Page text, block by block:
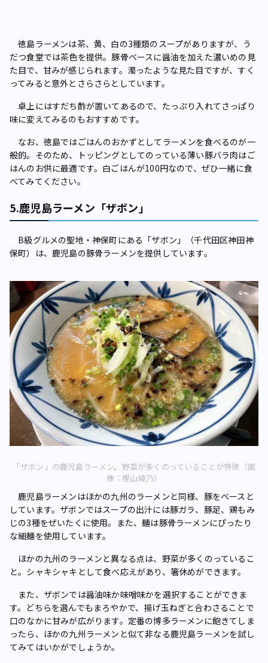
徳島ラーメンは茶、黄、白の3種類のスープがありますが、う
だつ食堂では茶色を提供。豚骨ベースに醤油を加えた濃いめの見
た目で、甘みが感じられます。濁ったような見た目ですが、すく
ってみると意外とさらさらとしています。
卓上にはすだち酢が置いてあるので、たっぷり入れてさっぱり
味に変えてみるのもおすすめです。
なお、徳島ではごはんのおかずとしてラーメンを食べるのが一
般的。そのため、トッピングとしてのっている薄い豚バラ肉はご
はんのお供に最適です。白ごはんが100円なので、ぜひ一緒に食
べてみてください。
5.鹿児島ラーメン「ザボン」
B級グルメの聖地・神保町にある「ザボン」（千代田区神田神
保町）は、鹿児島の豚骨ラーメンを提供しています。
「ザボン」の鹿児島ラーメン。野菜が多くのっていることが特徴（画
像：樫山綾乃）
鹿児島ラーメンはほかの九州のラーメンと同様、豚をベースと
しています。ザボンではスープの出汁には豚ガラ、豚足、鶏もみ
じの3種をぜいたくに使用。また、麺は豚骨ラーメンにぴったり
な細麺を使用しています。
ほかの九州のラーメンと異なる点は、野菜が多くのっているこ
と。シャキシャキとして食べ応えがあり、箸休めができます。
また、ザボンでは醤油味か味噌味かを選択することができま
す。どちらを選んでもまろやかで、揚げ玉ねぎと合わさることで
口のなかに甘みが広がります。定番の博多ラーメンに飽きてしま
ったら、ほかの九州ラーメンと似て非なる鹿児島ラーメンを試し
てみてはいかがでしょうか。